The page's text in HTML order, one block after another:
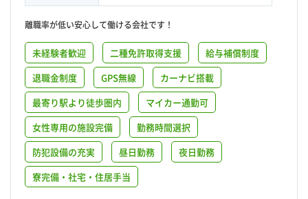
離職率が低い安心して働ける会社です！
未経験者歓迎 二種免許取得支援
給与補償制度
退職金制度
GPS無線
カーナビ搭載
最寄り駅より徒歩圏内
マイカー通勤可
女性専用の施設完備
勤務時間選択
防犯設備の充実
昼日勤務
夜日勤務
寮完備・社宅・住居手当